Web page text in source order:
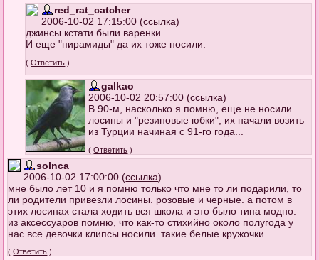
red_rat_catcher
2006-10-02 17:15:00 (ссылка)
джинсы кстати были варенки.
И еще "пирамиды" да их тоже носили.
(Ответить )
galkao
2006-10-02 20:57:00 (ссылка)
В 90-м, насколько я помню, еще не носили
лосины и "резиновые юбки", их начали возить
из Турции начиная с 91-го года...
(Ответить )
solnca
2006-10-02 17:00:00 (ссылка)
мне было лет 10 и я помню только что мне то ли подарили, то
ли родители привезли лосины. розовые и черные. а потом в
этих лосинах стала ходить вся школа и это было типа модно.
из аксессуаров помню, что как-то стихийно около полугода у
нас все девочки клипсы носили. такие белые кружочки.
(Ответить )